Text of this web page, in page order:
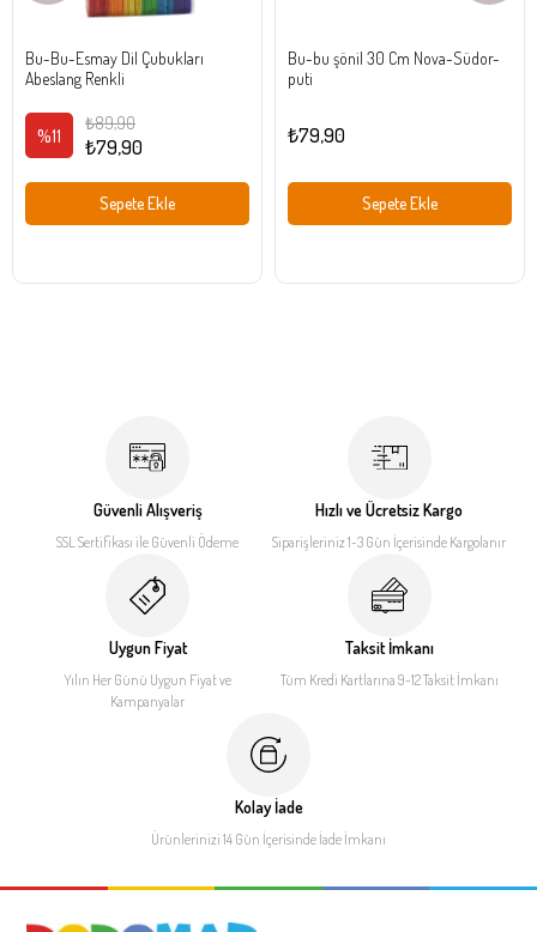
Bu-Bu-Esmay Dil Çubukları
Abeslang Renkli
%11 ₺79,90
₺89,90
Sepete Ekle
Bu-bu şönil 30 Cm Nova-Südor-
puti
₺79,90
Sepete Ekle
Güvenli Alışveriş
SSL Sertifikası ile Güvenli Ödeme
Hızlı ve Ücretsiz Kargo
Siparişleriniz 1-3 Gün İçerisinde Kargolanır
Uygun Fiyat
Yılın Her Günü Uygun Fiyatve
Kampanyalar
Taksit İmkanı
Tüm Kredi Kartlarına 9-12Taksit İmkanı
Kolay İade
Ürünlerinizi 14 Gün İçerisinde İade İmkanı